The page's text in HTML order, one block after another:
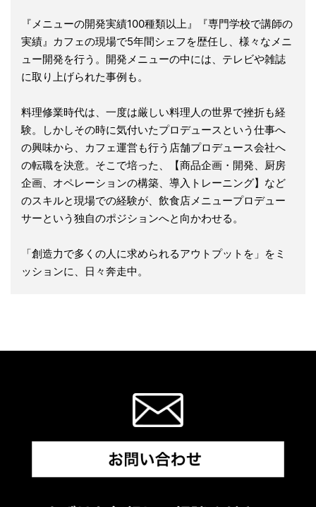
『メニューの開発実績100種類以上』『専門学校で講師の
実績』カフェの現場で5年間シェフを歴任し、様々なメニ
ュー開発を行う。開発メニューの中には、テレビや雑誌
に取り上げられた事例も。
料理修業時代は、一度は厳しい料理人の世界で挫折も経
験。しかしその時に気付いたプロデュースという仕事へ
の興味から、カフェ運営も行う店舗プロデュース会社へ
の転職を決意。そこで培った、【商品企画・開発、厨房
企画、オペレーションの構築、導入トレーニング】など
のスキルと現場での経験が、飲食店メニュープロデュー
サーという独自のポジションへと向かわせる。
「創造力で多くの人に求められるアウトプットを」をミ
ッションに、日々奔走中。